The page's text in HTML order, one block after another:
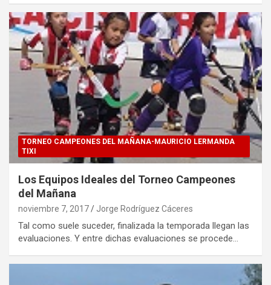
TORNEO CAMPEONES DEL MAÑANA-MAURICIO LERMANDA
TIXI
Los Equipos Ideales del Torneo Campeones
del Mañana
noviembre 7, 2017 Jorge Rodríguez Cáceres
Tal como suele suceder, finalizada la temporada llegan las
evaluaciones. Y entre dichas evaluaciones se procede…